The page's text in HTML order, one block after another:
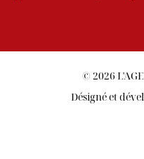
© 2026
Désigné et